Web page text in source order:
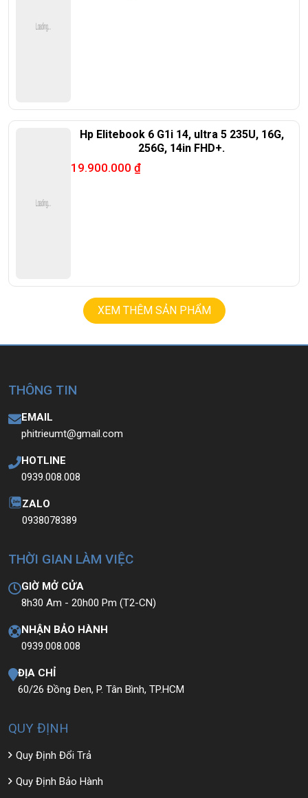
TỐT💻
📞 Hotline / Zalo:
📍 Địa chỉ: 60/26 Đồng Đen, P. Tân Bình, TP.HCM
Hp Elitebook 6 G1i 14, ultra 5 235U, 16G,
256G, 14in FHD+.
19.900.000 ₫
XEM THÊM SẢN PHẨM
THÔNG TIN
EMAIL
phitrieumt@gmail.com
HOTLINE
0939.008.008
ZALO
0938078389
THỜI GIAN LÀM VIỆC
GIỜ MỞ CỬA
8h30 Am - 20h00 Pm (T2-CN)
NHẬN BẢO HÀNH
0939.008.008
ĐỊA CHỈ
60/26 Đồng Đen, P. Tân Bình, TP.HCM
QUY ĐỊNH
Quy Định Đổi Trả
Quy Định Bảo Hành